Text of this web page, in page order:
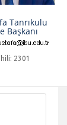
Tanrıkulu
Başkanı
2301